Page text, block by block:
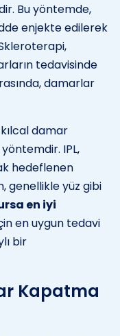
Bu yöntemde,
enjekte edilerek
tedavisinde
damarlar
kılcal damar
IPL,
hedeflenen
genellikle yüz gibi
en iyi
en uygun tedavi
bir
Kapatma